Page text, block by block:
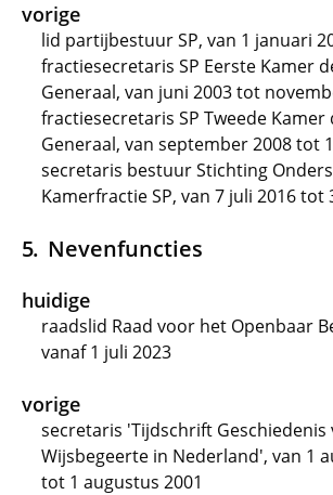
vorige
lid partijbestuur SP, van 1 januari
fractiesecretaris SP Eerste Kamer
Generaal, van juni 2003 tot
fractiesecretaris SP Tweede Kamer
Generaal, van september 2008 tot
secretaris bestuur Stichting
Kamerfractie SP, van 7 juli 2016 tot
Nevenfuncties
huidige
raadslid Raad voor het Openbaar
vanaf 1 juli 2023
vorige
secretaris 'Tijdschrift Geschiedenis
Wijsbegeerte in Nederland', van 1
tot 1 augustus 2001